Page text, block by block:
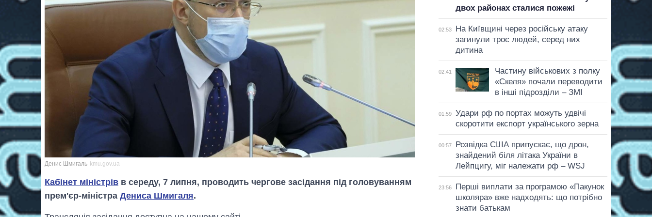
Денис Шмигаль kmu.gov.ua
Кабінет міністрів в середу, 7 липня, проводить чергове засідання під головуванням
прем'єр-міністра Дениса Шмигаля.
двох районах сталися пожежі
02:53
На Київщині через російську атаку
загинули троє людей, серед них
дитина
02:41
Частину військових з полку
«Скеля» почали переводити
в інші підрозділи – ЗМІ
01:59
Удари рф по портах можуть удвічі
скоротити експорт українського зерна
00:57
Розвідка США припускає, що дрон,
знайдений біля літака України в
Лейпцигу, міг належати рф – WSJ
23:56
Перші виплати за програмою «Пакунок
школяра» вже надходять: що потрібно
знати батькам